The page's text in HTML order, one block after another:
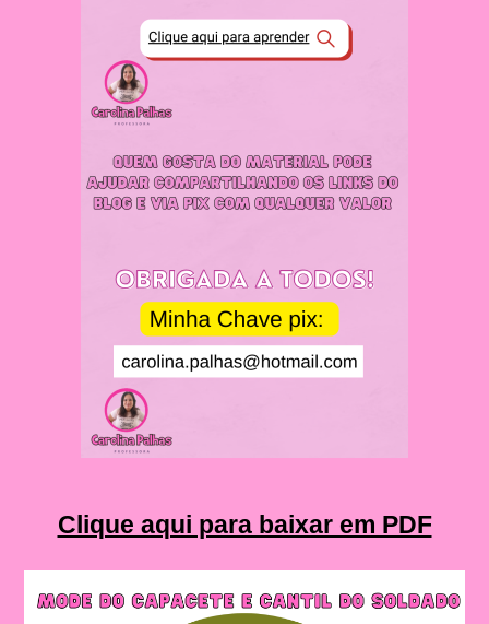
Clique aqui para baixar em PDF